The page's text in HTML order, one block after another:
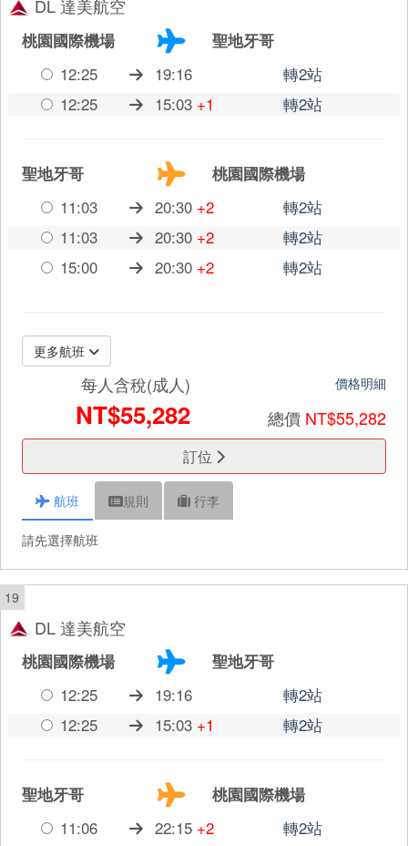
DL 達美航空
桃園國際機場
聖地牙哥
12:25
19:16
轉2站
12:25
15:03 +1 轉2站
聖地牙哥
桃園國際機場
11:03
20:30 +2
轉2站
11:03
20:30 +2
轉2站
15:00
20:30 +2 轉2站
更多航班
每人含稅(成人)
NT$55,282
價格明細
總價 NT$55,282
訂位
航班 規則 行李
請先選擇航班
19
DL 達美航空
桃園國際機場
聖地牙哥
12:25
19:16
轉2站
12:25
15:03 +1 轉2站
聖地牙哥
桃園國際機場
11:06
22:15 +2
轉2站